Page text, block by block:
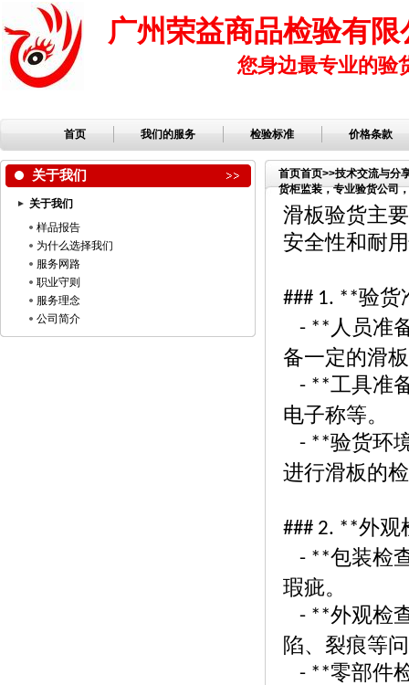
广州荣益商品检验有限
您身边最专业的验
首页 我们的服务 检验标准 价格条款
关于我们
关于我们
样品报告
为什么选择我们
服务网路
职业守则
服务理念
公司简介
首页首页>>技术交流与分
货柜监装，专业验货公司
滑板验货主
安全性和耐
### 1. **验货
- ** 人员准
备一定的滑
- **工具准
电子称等。
- **验货环
进行滑板的
### 2. **外观
- **包装检
瑕疵。
- **外观检
陷、裂痕等
- **零部件